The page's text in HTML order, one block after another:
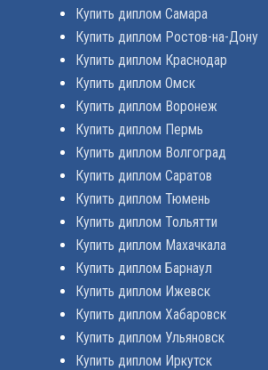
Купить диплом Самара
Купить диплом Ростов-на-Дону
Купить диплом Краснодар
Купить диплом Омск
Купить диплом Воронеж
Купить диплом Пермь
Купить диплом Волгоград
Купить диплом Саратов
Купить диплом Тюмень
Купить диплом Тольятти
Купить диплом Махачкала
Купить диплом Барнаул
Купить диплом Ижевск
Купить диплом Хабаровск
Купить диплом Ульяновск
Купить диплом Иркутск